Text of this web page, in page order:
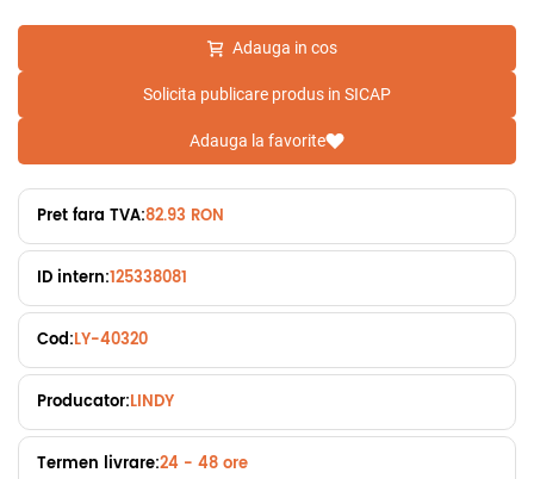
Adauga in cos
Solicita publicare produs in SICAP
Adauga la favorite
Pret fara TVA:82.93 RON
ID intern:125338081
Cod:LY-40320
Producator:LINDY
Termen livrare:24 - 48 ore